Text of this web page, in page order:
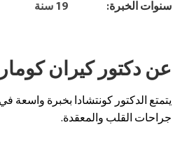
سنوات الخبرة: 19 سنة
عن دكتور كيران
يتمتع الدكتور كونتشادا بخبرة واسعة في
جراحات القلب والمعقدة.